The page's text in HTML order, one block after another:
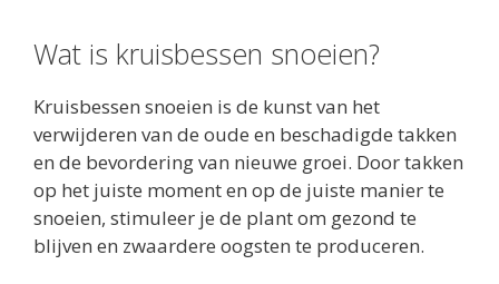
Wat is kruisbessen snoeien?
Kruisbessen snoeien is de kunst van het
verwijderen van de oude en beschadigde takken
en de bevordering van nieuwe groei. Door takken
op het juiste moment en op de juiste manier te
snoeien, stimuleer je de plant om gezond te
blijven en zwaardere oogsten te produceren.